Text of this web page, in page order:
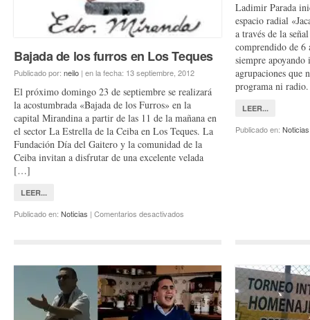
Bajada de los furros en Los Teques
Publicado por: neilo | en la fecha: 13 septiembre, 2012
El próximo domingo 23 de septiembre se realizará
la acostumbrada «Bajada de los Furros» en la
capital Mirandina a partir de las 11 de la mañana en
el sector La Estrella de la Ceiba en Los Teques. La
Fundación Día del Gaitero y la comunidad de la
Ceiba invitan a disfrutar de una excelente velada
[…]
LEER...
Publicado en: Noticias | Comentarios desactivados
en
Los
Teques
Ladimir Parada
espacio radial
a través de la
comprendido de
siempre
agrupaciones que
programa ni
LEER...
Publicado en: Noticias